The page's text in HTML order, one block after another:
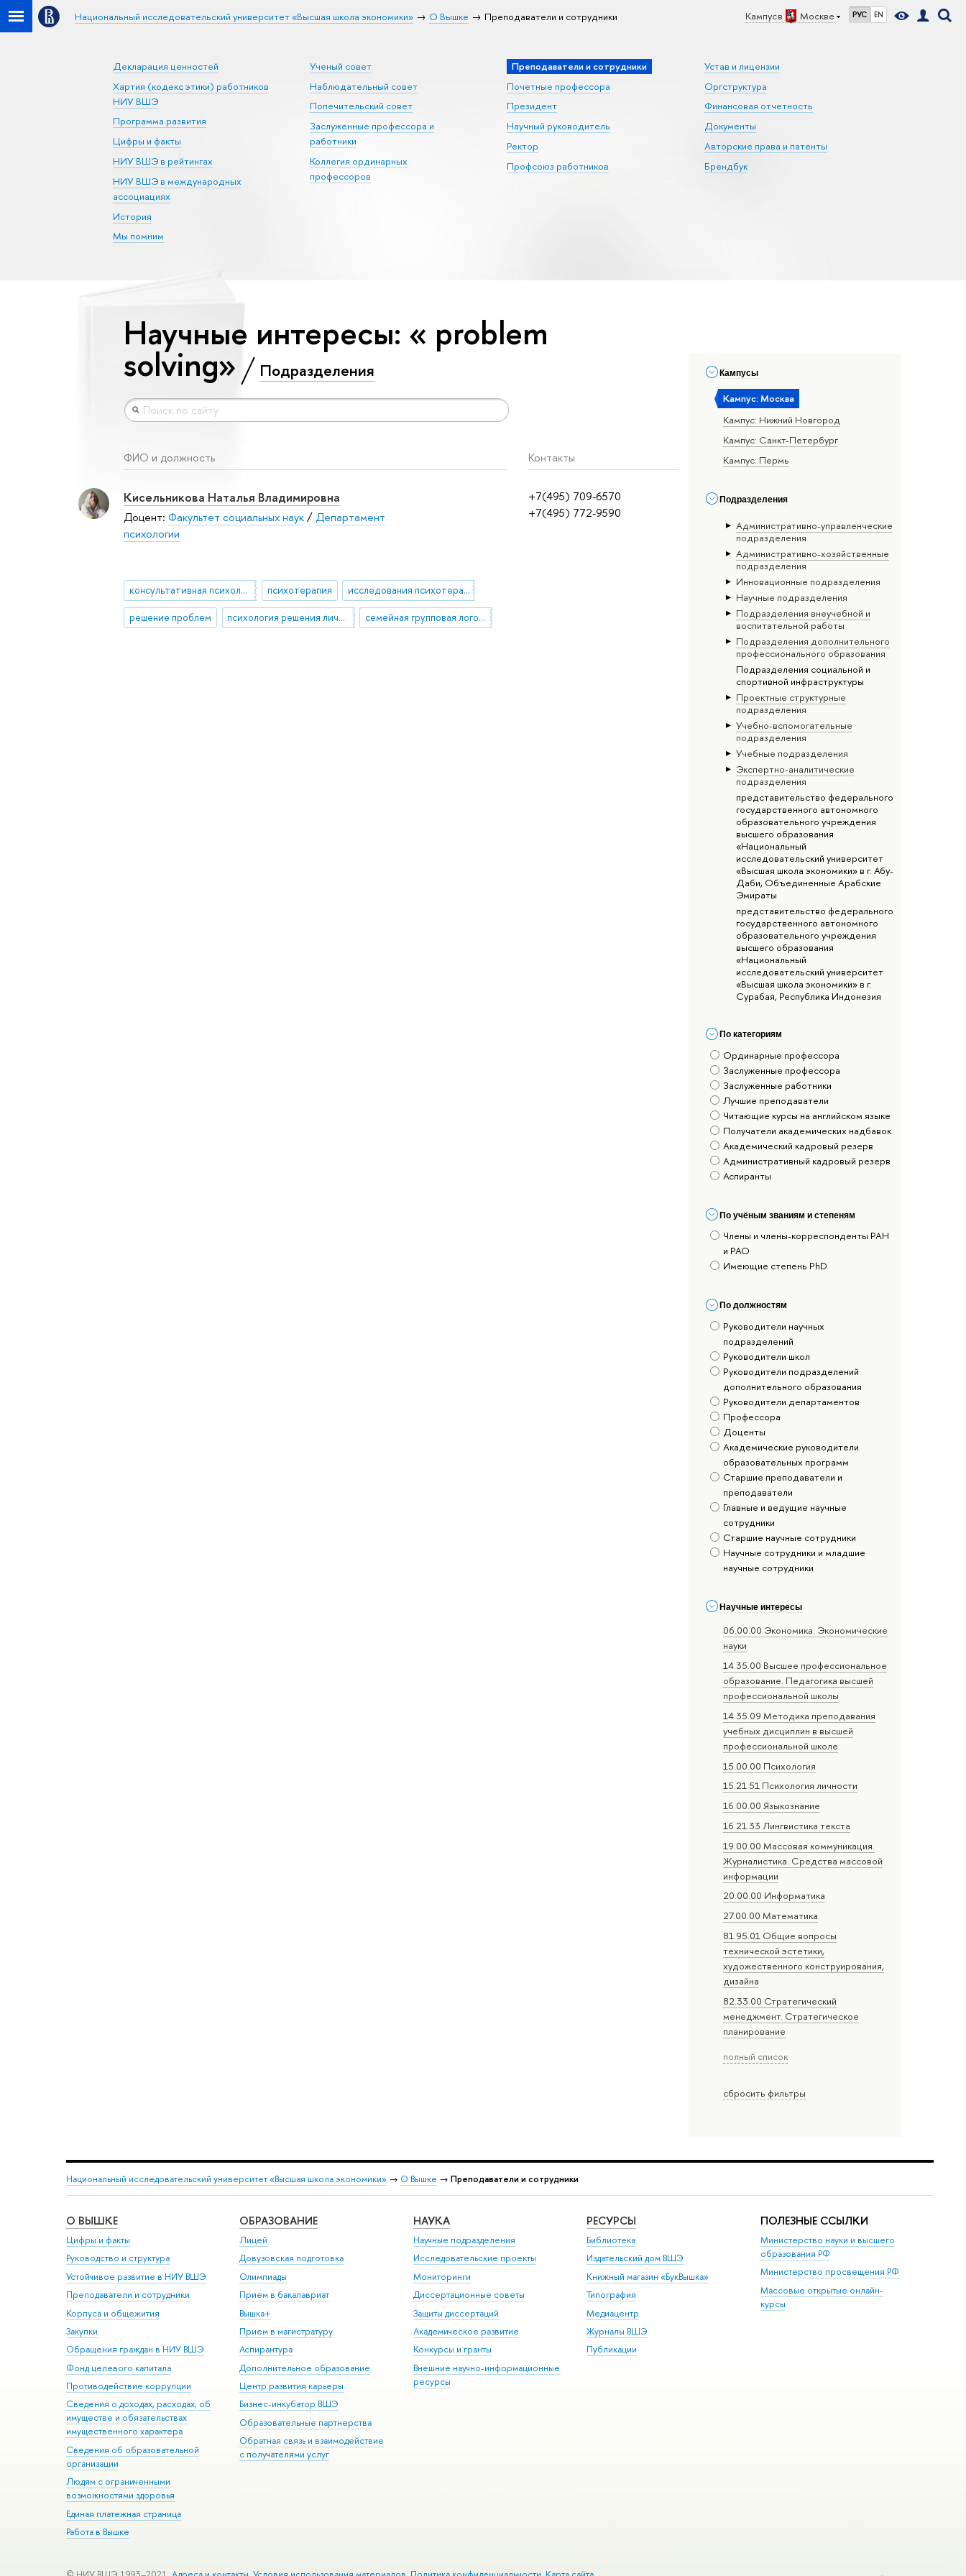
Кампус в Москве РУС EN
Национальный исследовательский университет «Высшая школа экономики» О Вышке Преподаватели и сотрудники
Декларация ценностей
Хартия (кодекс этики) работников
НИУ ВШЭ
Программа развития
Цифры и факты
НИУ ВШЭ в рейтингах
НИУ ВШЭ в международных
ассоциациях
История
Мы помним
Ученый совет
Наблюдательный совет
Попечительский совет
Заслуженные профессора и
работники
Коллегия ординарных
профессоров
Преподаватели и сотрудники
Почетные профессора
Президент
Научный руководитель
Ректор
Профсоюз работников
Устав и лицензии
Оргструктура
Финансовая отчетность
Документы
Авторские права и патенты
Брендбук
Кампусы
Кампус: Москва
Кампус: Нижний Новгород
Кампус: Санкт-Петербург
Кампус: Пермь
Подразделения
Административно-управленческие
подразделения
Административно-хозяйственные
подразделения
Инновационные подразделения
Научные подразделения
Подразделения внеучебной и
воспитательной работы
Подразделения дополнительного
профессионального образования
Подразделения социальной и
спортивной инфраструктуры
Проектные структурные
подразделения
Учебно-вспомогательные
подразделения
Учебные подразделения
Экспертно-аналитические
подразделения
представительство федерального
государственного автономного
образовательного учреждения
высшего образования
«Национальный
исследовательский университет
«Высшая школа экономики» в г. Абу-
Даби, Объединенные Арабские
Эмираты
представительство федерального
государственного автономного
образовательного учреждения
высшего образования
«Национальный
исследовательский университет
«Высшая школа экономики» в г.
Сурабая, Республика Индонезия
По категориям
Ординарные профессора
Заслуженные профессора
Заслуженные работники
Лучшие преподаватели
Читающие курсы на английском языке
Получатели академических надбавок
Академический кадровый резерв
Административный кадровый резерв
Аспиранты
По учёным званиям и степеням
Члены и члены-корреспонденты РАН
и РАО
Имеющие степень PhD
По должностям
Руководители научных
подразделений
Руководители школ
Руководители подразделений
дополнительного образования
Руководители департаментов
Профессора
Доценты
Академические руководители
образовательных программ
Старшие преподаватели и
преподаватели
Главные и ведущие научные
сотрудники
Старшие научные сотрудники
Научные сотрудники и младшие
научные сотрудники
Научные интересы
06.00.00 Экономика. Экономические
науки
14.35.00 Высшее профессиональное
образование. Педагогика высшей
профессиональной школы
14.35.09 Методика преподавания
учебных дисциплин в высшей
профессиональной школе
15.00.00 Психология
15.21.51 Психология личности
16.00.00 Языкознание
16.21.33 Лингвистика текста
19.00.00 Массовая коммуникация.
Журналистика. Средства массовой
информации
20.00.00 Информатика
27.00.00 Математика
81.95.01 Общие вопросы
технической эстетики,
художественного конструирования,
дизайна
82.33.00 Стратегический
менеджмент. Стратегическое
планирование
полный список
сбросить фильтры
Научные интересы: « problem
solving» Подразделения
ФИО и должность Контакты
+7(495) 709-6570
+7(495) 772-9590
Кисельникова Наталья Владимировна
Доцент: Факультет социальных наук/Департамент
психологии
консультативная психология психотерапия исследования психотерапии
решение проблем психология решения личностных проблем семейная групповая логопсихотерапия
Национальный исследовательский университет «Высшая школа экономики» → О Вышке → Преподаватели и сотрудники
О ВЫШКЕ
Цифры и факты
Руководство и структура
Устойчивое развитие в НИУ ВШЭ
Преподаватели и сотрудники
Корпуса и общежития
Закупки
Обращения граждан в НИУ ВШЭ
Фонд целевого капитала
Противодействие коррупции
Сведения о доходах, расходах, об
имуществе и обязательствах
имущественного характера
Сведения об образовательной
организации
Людям с ограниченными
возможностями здоровья
Единая платежная страница
Работа в Вышке
ОБРАЗОВАНИЕ
Лицей
Довузовская подготовка
Олимпиады
Прием в бакалавриат
Вышка+
Прием в магистратуру
Аспирантура
Дополнительное образование
Центр развития карьеры
Бизнес-инкубатор ВШЭ
Образовательные партнерства
Обратная связь и взаимодействие
с получателями услуг
НАУКА
Научные подразделения
Исследовательские проекты
Мониторинги
Диссертационные советы
Защиты диссертаций
Академическое развитие
Конкурсы и гранты
Внешние научно-информационные
ресурсы
РЕСУРСЫ
Библиотека
Издательский дом ВШЭ
Книжный магазин «БукВышка»
Типография
Медиацентр
Журналы ВШЭ
Публикации
ПОЛЕЗНЫЕ ССЫЛКИ
Министерство науки и высшего
образования РФ
Министерство просвещения РФ
Массовые открытые онлайн-
курсы